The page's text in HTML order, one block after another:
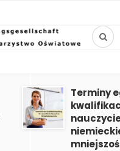
Terminy